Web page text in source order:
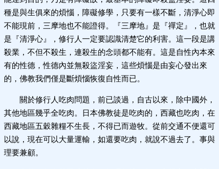
種是與生俱來的煩惱，障礙修學，只要有一樣不斷，清淨心即
不能現前，三摩地也不能證得。『三摩地』是『禪定』，也就
是『清淨心』，修行人一定要認識清楚它的利害。這一段是講
殺業，不但不殺生，連殺生的念頭都不能有。這是自性內本來
有的性德，性德內並無殺盜淫妄，這些煩惱是由妄心發出來
的，佛教我們僅是斷煩惱恢復自性而已。
關於修行人吃肉問題，前已談過，自古以來，除中國外，
其他地區幾乎全吃肉。日本佛教徒是吃肉的，西藏也吃肉，在
西藏地區五穀雜糧不生長，不得已而遊牧。從前交通不便還可
以說，現在可以大量運輸，如還要吃肉，就說不過去了。事與
理要兼顧。